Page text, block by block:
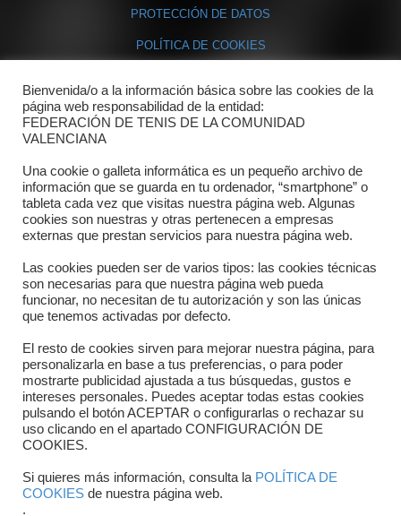
PROTECCIÓN DE DATOS
POLÍTICA DE COOKIES
Contacto
Dónde estamos
Directorio departamentos
Horario
Formulario de contacto
Copyright © 2025 FTCV
Bienvenida/o a la información básica sobre las cookies de la
página web responsabilidad de la entidad:
FEDERACIÓN DE TENIS DE LA COMUNIDAD
VALENCIANA
Una cookie o galleta informática es un pequeño archivo de
información que se guarda en tu ordenador, “smartphone” o
tableta cada vez que visitas nuestra página web. Algunas
cookies son nuestras y otras pertenecen a empresas
externas que prestan servicios para nuestra página web.
Las cookies pueden ser de varios tipos: las cookies técnicas
son necesarias para que nuestra página web pueda
funcionar, no necesitan de tu autorización y son las únicas
que tenemos activadas por defecto.
El resto de cookies sirven para mejorar nuestra página, para
personalizarla en base a tus preferencias, o para poder
mostrarte publicidad ajustada a tus búsquedas, gustos e
intereses personales. Puedes aceptar todas estas cookies
pulsando el botón ACEPTAR o configurarlas o rechazar su
uso clicando en el apartado CONFIGURACIÓN DE
COOKIES.
Si quieres más información, consulta la POLÍTICA DE
COOKIES de nuestra página web.
.